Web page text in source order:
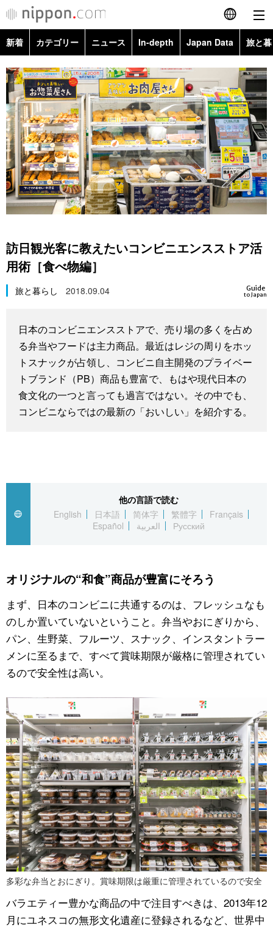
English
繁體字
Français
Español
العربية
カテゴリー
政治・外交
経済・ビジネス
社会
文化
科学・技術
暮らし
スポーツ・東京2020
ニュース
トップ
In-depth
旅と暮らし
動画/Live
Books
Cinema
Topics
新着 カテゴリー ニュース In-depth Japan Data 旅と
政治・外交
経済・ビジネス
国際・海外
社会
文化
暮らし
スポーツ・東京2020
Topics
Images
People
東京
お知らせ
訪日観光客に教えたいコンビニエンスストア活
用術［食べ物編］
Guide
to Japan
旅と暮らし 2018.09.04
日本のコンビニエンスストアで、売り場の多くを占め
る弁当やフードは主力商品。最近はレジの周りをホッ
トスナックが占領し、コンビニ自主開発のプライベー
トブランド（PB）商品も豊富で、もはや現代日本の
食文化の一つと言っても過言ではない。その中でも、
コンビニならではの最新の「おいしい」を紹介する。
他の言語で読む
English
日本語 简体字 繁體字
Français
Español
العربية Русский
オリジナルの“和食”商品が豊富にそろう
まず、日本のコンビニに共通するのは、フレッシュなも
のしか置いていないということ。弁当やおにぎりから、
パン、生野菜、フルーツ、スナック、インスタントラー
メンに至るまで、すべて賞味期限が厳格に管理されてい
るので安全性は高い。
多彩な弁当とおにぎり。賞味期限は厳重に管理されているので安全
バラエティー豊かな商品の中で注目すべきは、 2013年12
月にユネスコの無形文化遺産に登録されるなど、世界中